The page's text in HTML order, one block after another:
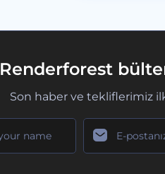
Renderforest
Son haber ve tekliflerimiz